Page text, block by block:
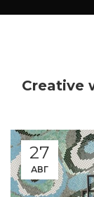
Creative
27
АВГ